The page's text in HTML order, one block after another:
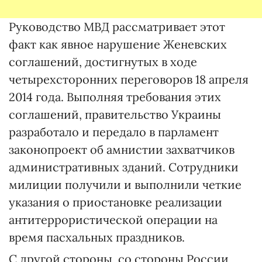
Руководство МВД рассматривает этот
факт как явное нарушение Женевских
соглашений, достигнутых в ходе
четырехсторонних переговоров 18 апреля
2014 года. Выполняя требования этих
соглашений, правительство Украины
разработало и передало в парламент
законопроект об амнистии захватчиков
административных зданий. Сотрудники
милиции получили и выполнили четкие
указания о приостановке реализации
антитеррористической операции на
время пасхальных праздников.
С другой стороны, со стороны России